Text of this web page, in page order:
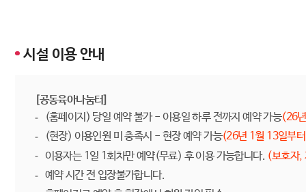
시설 이용 안내
[공동육아나눔터]
(홈페이지) 당일 예약 불가 - 이용일 하루 전까지 예약 가능(26
(현장) 이용인원 미 충족시 - 현장 예약 가능(26년 1월 13일부
이용자는 1일 1회차만 예약(무료) 후 이용 가능합니다. (보호자,
예약 시간 전 입장불가합니다.